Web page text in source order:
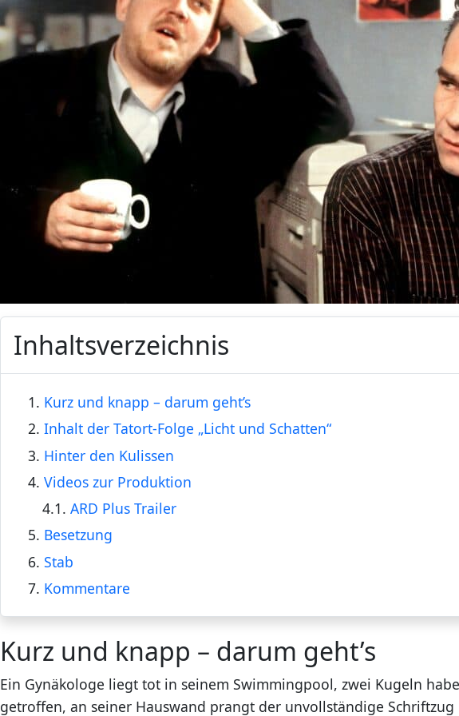
Inhaltsverzeichnis
1. Kurz und knapp – darum geht’s
2. Inhalt der Tatort-Folge „Licht und Schatten“
3. Hinter den Kulissen
4. Videos zur Produktion
4.1. ARD Plus Trailer
5. Besetzung
6. Stab
7. Kommentare
Kurz und knapp – darum geht’s
Ein Gynäkologe liegt tot in seinem Swimmingpool, zwei Kugeln
getroffen, an seiner Hauswand prangt der unvollständige Schriftzug